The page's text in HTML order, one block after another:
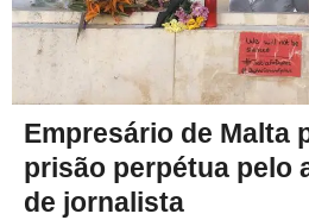
Empresário de Malta
prisão perpétua pelo
de jornalista